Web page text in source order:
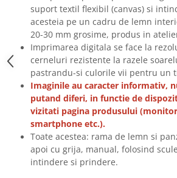
Tricouri skateboard
Tricouri sport/fitness
Tricouri fitness/sala de forta
Tricouri yoga
suport textil flexibil (canvas) si
acesteia pe un cadru de lemn
20-30 mm grosime, produs in
Imprimarea digitala se face la
cerneluri rezistente la razele
pastrandu-si culorile vii pentru un
Imaginile au caracter informativ,
putand diferi, in functie de
vizitati pagina produsului
smartphone etc.).
Toate acestea: rama de lemn si
apoi cu grija, manual, folosind
intindere si prindere.